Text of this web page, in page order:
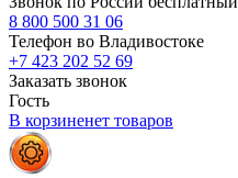
8 800 500 31 06
Телефон во Владивостоке
+7 423 202 52 69
Заказать звонок
Гость
В корзиненет товаров